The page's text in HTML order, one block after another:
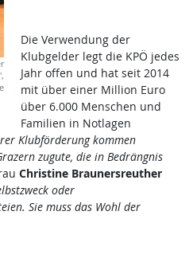
Die Verwendung der
Klubgelder legt die KPÖ jedes
Jahr offen und hat seit 2014
mit über einer Million Euro
über 6.000 Menschen und
Familien in Notlagen
Klubförderung kommen
zugute, die in Bedrängnis
Christine Braunersreuther
oder
Sie muss das Wohl der